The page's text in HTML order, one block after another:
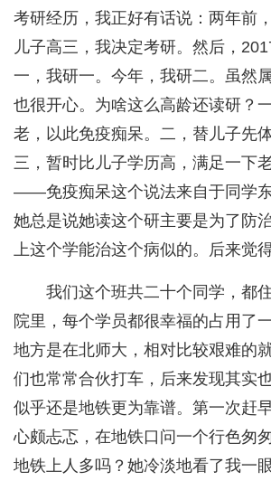
考研经历，我正好有话说：两年前
儿子高三，我决定考研。然后，
一，我研一。今年，我研二。虽然
也很开心。为啥这么高龄还读研？
老，以此免疫痴呆。二，替儿子先
三，暂时比儿子学历高，满足一下
——免疫痴呆这个说法来自于同学东
她总是说她读这个研主要是为了防
上这个学能治这个病似的。后来觉
我们这个班共二十个同学，都
院里，每个学员都很幸福的占用了
地方是在北师大，相对比较艰难的
们也常常合伙打车，后来发现其实
似乎还是地铁更为靠谱。第一次赶
心颇忐忑，在地铁口问一个行色匆
地铁上人多吗？她冷淡地看了我一